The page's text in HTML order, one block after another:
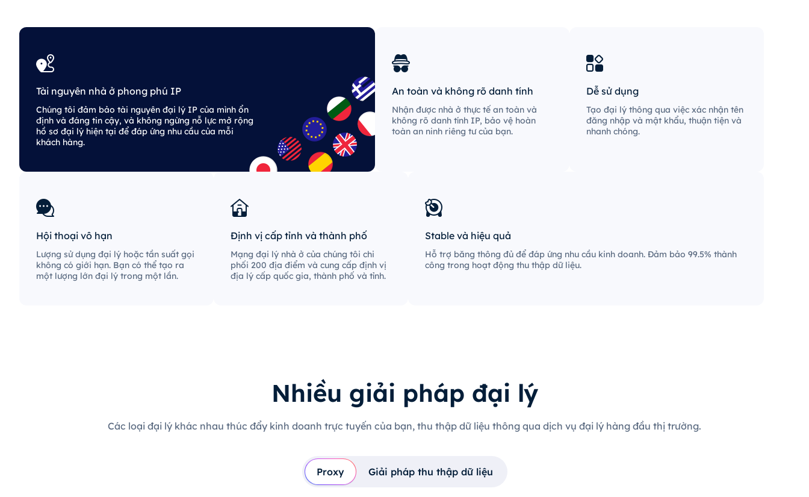
Tài nguyên nhà ở phong phú IP
Chúng tôi đảm bảo tài nguyên đại lý IP của mình ổn
định và đáng tin cậy, và không ngừng nỗ lực mở rộng
hồ sơ đại lý hiện tại để đáp ứng nhu cầu của mỗi
khách hàng.
An toàn và không rõ danh tính
Nhận được nhà ở thực tế an toàn và
không rõ danh tính IP, bảo vệ hoàn
toàn an ninh riêng tư của bạn.
Dễ sử dụng
Tạo đại lý thông qua việc xác nhận tên
đăng nhập và mật khẩu, thuận tiện và
nhanh chóng.
Hội thoại vô hạn
Lượng sử dụng đại lý hoặc tần suất gọi
không có giới hạn. Bạn có thể tạo ra
một lượng lớn đại lý trong một lần.
Định vị cấp tỉnh và thành phố
Mạng đại lý nhà ở của chúng tôi chi
phối 200 địa điểm và cung cấp định vị
địa lý cấp quốc gia, thành phố và tỉnh.
Stable và hiệu quả
Hỗ trợ băng thông đủ để đáp ứng nhu cầu kinh doanh. Đảm bảo 99.5% thành
công trong hoạt động thu thập dữ liệu.
Nhiều giải pháp đại lý
Các loại đại lý khác nhau thúc đẩy kinh doanh trực tuyến của bạn, thu thập dữ liệu thông qua dịch vụ đại lý hàng đầu thị trường.
Proxy Giải pháp thu thập dữ liệu